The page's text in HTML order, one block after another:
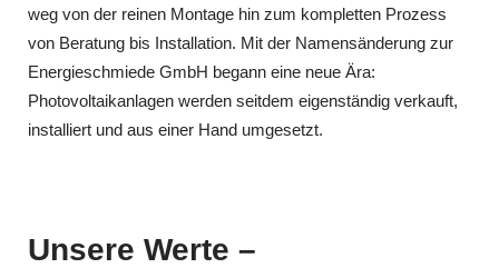
weg von der reinen Montage hin zum kompletten Prozess
von Beratung bis Installation. Mit der Namensänderung zur
Energieschmiede GmbH begann eine neue Ära:
Photovoltaikanlagen werden seitdem eigenständig verkauft,
installiert und aus einer Hand umgesetzt.
Unsere Werte –